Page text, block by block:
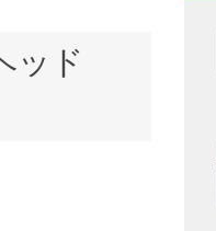
ッド